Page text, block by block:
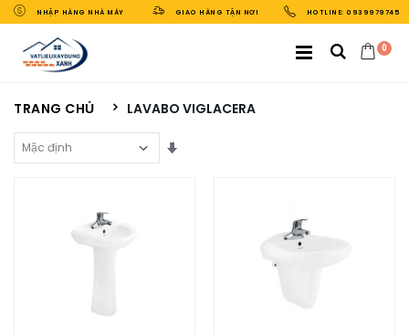
NHẬP HÀNG NHÀ MÁY GIAO HÀNG TẬN NƠI HOTLINE: 0939979745
0
TRANG CHỦ LAVABO VIGLACERA
Sắp Xếp Theo